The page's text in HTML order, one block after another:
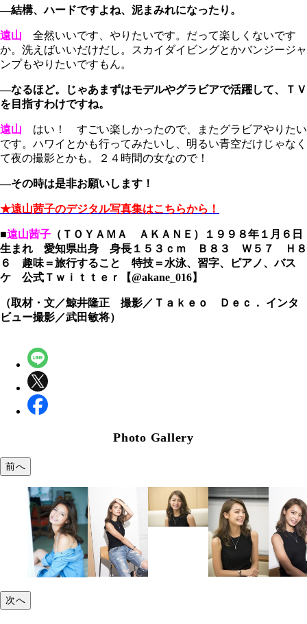
―結構、ハードですよね、泥まみれになったり。
遠山 全然いいです、やりたいです。だって楽しくないです
か。洗えばいいだけだし。スカイダイビングとかバンジージャ
ンプもやりたいですもん。
―なるほど。じゃあまずはモデルやグラビアで活躍して、ＴＶ
を目指すわけですね。
遠山 はい！ すごい楽しかったので、またグラビアやりたい
です。ハワイとかも行ってみたいし、明るい青空だけじゃなく
て夜の撮影とかも。２４時間の女なので！
―その時は是非お願いします！
★遠山茜子のデジタル写真集はこちらから！
■遠山茜子 （ＴＯＹＡＭＡ ＡＫＡＮＥ）
１９９８年１月６日
生まれ 愛知県出身 身長１５３ｃｍ Ｂ８３ Ｗ５７ Ｈ８
６ 趣味＝旅行すること 特技＝水泳、習字、ピアノ、バス
ケ 公式Ｔｗｉｔｔｅｒ【@akane_016】
（取材・文／鯨井隆正 撮影／Ｔａｋｅｏ Ｄｅｃ． インタ
ビュー撮影／武田敏将）
Photo Gallery
前へ
次へ